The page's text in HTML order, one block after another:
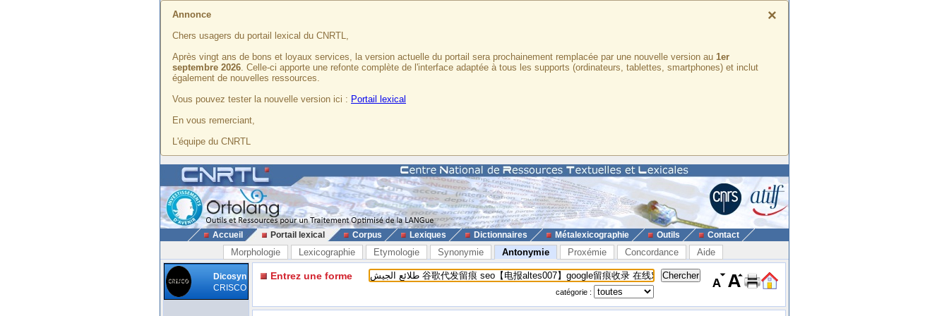
×
Annonce
Chers usagers du portail lexical du CNRTL,
Après vingt ans de bons et loyaux services, la version actuelle du portail sera prochainement remplacée par une nouvelle version au 1er
septembre 2026. Celle-ci apporte une refonte complète de l'interface adaptée à tous les supports (ordinateurs, tablettes, smartphones) et inclut
également de nouvelles ressources.
Vous pouvez tester la nouvelle version ici : Portail lexical
En vous remerciant,
L'équipe du CNRTL
Accueil Portail lexical Corpus Lexiques Dictionnaires Métalexicographie Outils Contact
Morphologie Lexicographie Etymologie Synonymie Antonymie Proxémie Concordance Aide
Dicosyn
CRISCO
Entrez une forme
catégorie :